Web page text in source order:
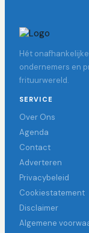
Hét
ondernemers en
frituurwereld.
SERVICE
Over Ons
Agenda
Contact
Adverteren
Privacybeleid
Cookiestatement
Disclaimer
Algemene